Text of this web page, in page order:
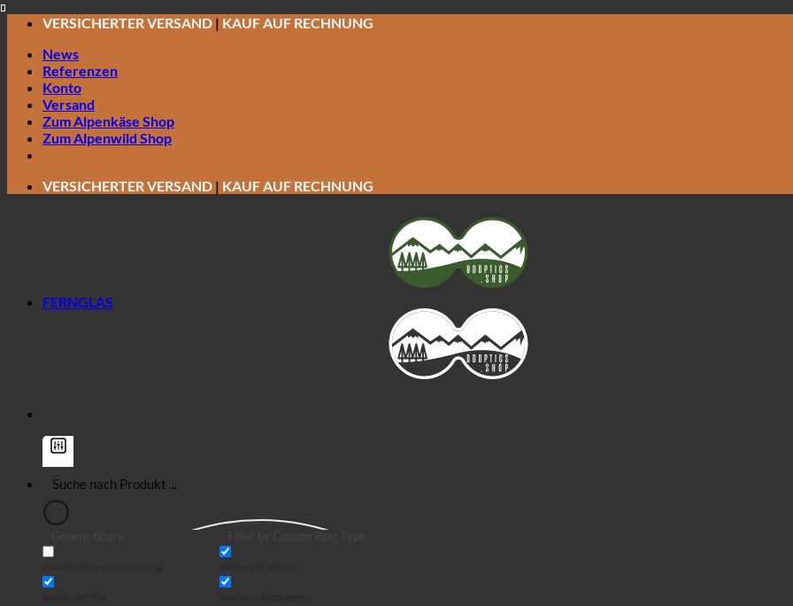
Zum
springen
VERSICHERTER VERSAND | KAUF AUF RECHNUNG
News
Referenzen
Konto
Versand
Zum Alpenkäse Shop
Zum Alpenwild Shop
VERSICHERTER VERSAND | KAUF AUF RECHNUNG
FERNGLAS